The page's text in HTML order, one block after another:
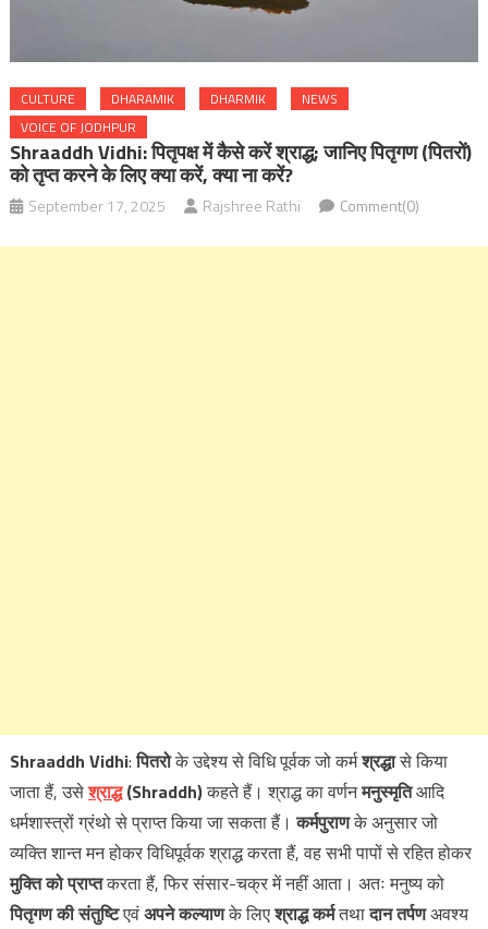
CULTURE DHARAMIK DHARMIK
NEWS
VOICE OF JODHPUR
Shraaddh Vidhi: पितृपक्ष में कैसे करें श्राद्ध; जानिए पितृगण (पितरों)
को तृप्त करने के लिए क्या करें, क्या ना करें?
September 17, 2025 Rajshree Rathi Comment(0)
Shraaddh Vidhi:पितरोके उद्देश्य से विधि पूर्वक जो कर्मश्रद्धासे किया
जाता हैं, उसेश्राद्ध(Shraddh)कहते हैं। श्राद्ध का वर्णनमनुस्मृतिआदि
धर्मशास्त्रों ग्रंथो से प्राप्त किया जा सकता हैं।कर्मपुराणके अनुसार जो
व्यक्ति शान्त मन होकर विधिपूर्वक श्राद्ध करता हैं, वह सभी पापों से रहित होकर
मुक्ति को प्राप्तकरता हैं, फिर संसार-चक्र में नहीं आता। अतः मनुष्य को
पितृगण की संतुष्टिएवंअपने कल्याणके लिएश्राद्ध कर्मतथादान तर्पणअवश्य